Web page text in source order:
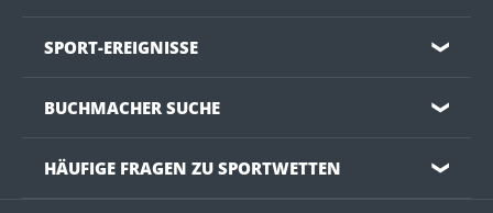
SPORT-EREIGNISSE ❯
BUCHMACHER SUCHE ❯
HÄUFIGE FRAGEN ZU SPORTWETTEN ❯